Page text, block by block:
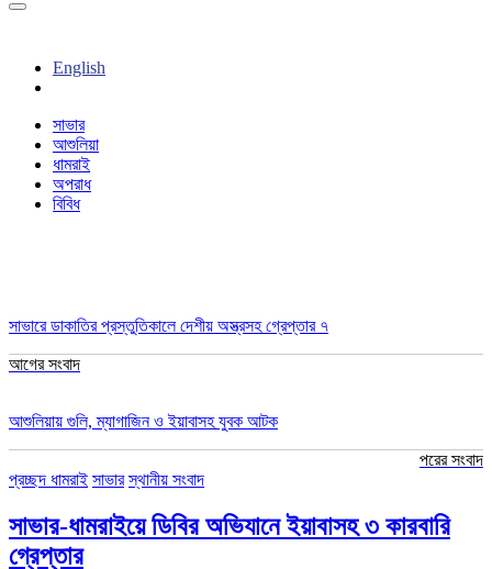
English
সাভার
আশুলিয়া
ধামরাই
অপরাধ
বিবিধ
সাভারে ডাকাতির প্রস্তুতিকালে দেশীয় অস্ত্রসহ গ্রেপ্তার ৭
আগের সংবাদ
আশুলিয়ায় গুলি, ম্যাগাজিন ও ইয়াবাসহ যুবক আটক
পরের সংবাদ
প্রচ্ছদ ধামরাই সাভার স্থানীয় সংবাদ
সাভার-ধামরাইয়ে ডিবির অভিযানে ইয়াবাসহ ৩ কারবারি
গ্রেপ্তার